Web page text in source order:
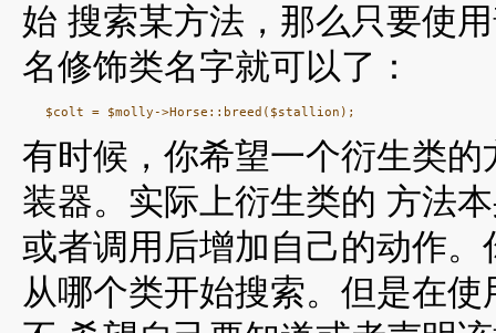
始 搜索某方法，那么只要使
名修饰类名字就可以了：
有时候，你希望一个衍生类
装器。实际上衍生类的 方法
或者调用后增加自己的动作
从哪个类开始搜索。但是在